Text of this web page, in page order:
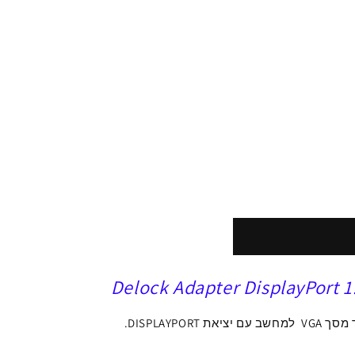
Delock Adapter DisplayPort
מסך VGA למחשב עם יציאתDISPLAYPORT.